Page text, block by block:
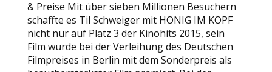
& Preise Mit über sieben Millionen Besuchern
schaffte es Til Schweiger mit HONIG IM KOPF
nicht nur auf Platz 3 der Kinohits 2015, sein
Film wurde bei der Verleihung des Deutschen
Filmpreises in Berlin mit dem Sonderpreis als